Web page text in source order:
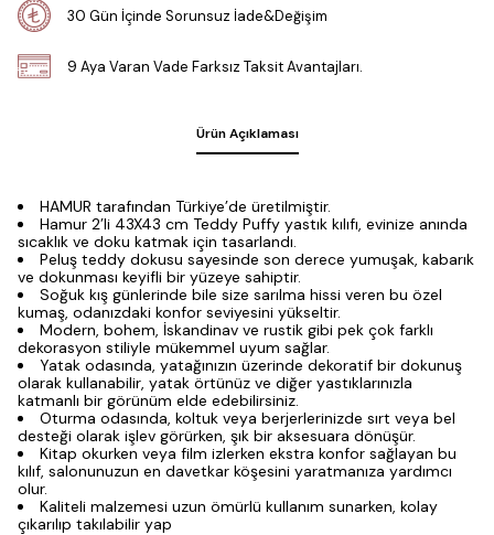
30 Gün İçinde Sorunsuz İade&Değişim
9 Aya Varan Vade Farksız Taksit Avantajları.
Ürün Açıklaması
HAMUR tarafından Türkiye’de üretilmiştir.
Hamur 2’li 43X43 cm Teddy Puffy yastık kılıfı, evinize anında
sıcaklık ve doku katmak için tasarlandı.
Peluş teddy dokusu sayesinde son derece yumuşak, kabarık
ve dokunması keyifli bir yüzeye sahiptir.
Soğuk kış günlerinde bile size sarılma hissi veren bu özel
kumaş, odanızdaki konfor seviyesini yükseltir.
Modern, bohem, İskandinav ve rustik gibi pek çok farklı
dekorasyon stiliyle mükemmel uyum sağlar.
Yatak odasında, yatağınızın üzerinde dekoratif bir dokunuş
olarak kullanabilir, yatak örtünüz ve diğer yastıklarınızla
katmanlı bir görünüm elde edebilirsiniz.
Oturma odasında, koltuk veya berjerlerinizde sırt veya bel
desteği olarak işlev görürken, şık bir aksesuara dönüşür.
Kitap okurken veya film izlerken ekstra konfor sağlayan bu
kılıf, salonunuzun en davetkar köşesini yaratmanıza yardımcı
olur.
Kaliteli malzemesi uzun ömürlü kullanım sunarken, kolay
çıkarılıp takılabilir yap